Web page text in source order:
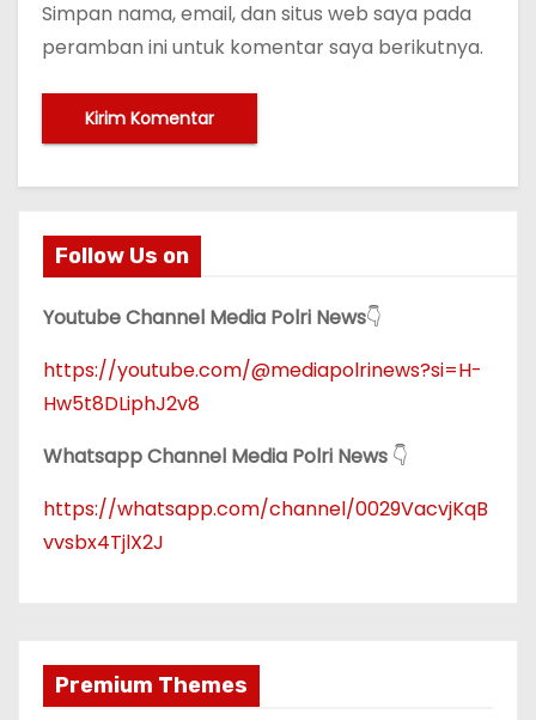
Simpan nama, email, dan situs web saya pada
peramban ini untuk komentar saya berikutnya.
Follow Us on
Youtube Channel Media Polri News👇
https://youtube.com/@mediapolrinews?si=H-
Hw5t8DLiphJ2v8
Whatsapp Channel Media Polri News 👇
https://whatsapp.com/channel/0029VacvjKqB
vvsbx4TjlX2J
Premium Themes